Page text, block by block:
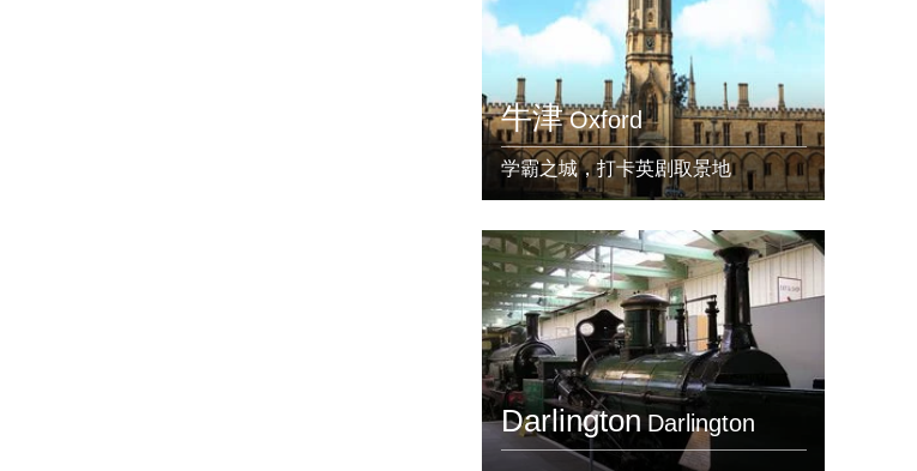
牛津 Oxford
学霸之城，打卡英剧取景地
Darlington Darlington